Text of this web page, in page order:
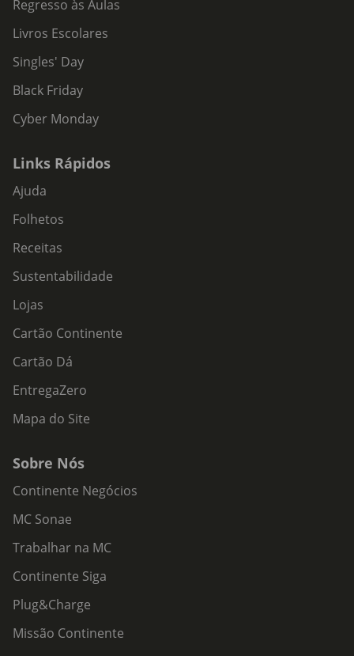
Regresso às Aulas
Livros Escolares
Singles' Day
Black Friday
Cyber Monday
Links Rápidos
Ajuda
Folhetos
Receitas
Sustentabilidade
Lojas
Cartão Continente
Cartão Dá
EntregaZero
Mapa do Site
Sobre Nós
Continente Negócios
MC Sonae
Trabalhar na MC
Continente Siga
Plug&Charge
Missão Continente